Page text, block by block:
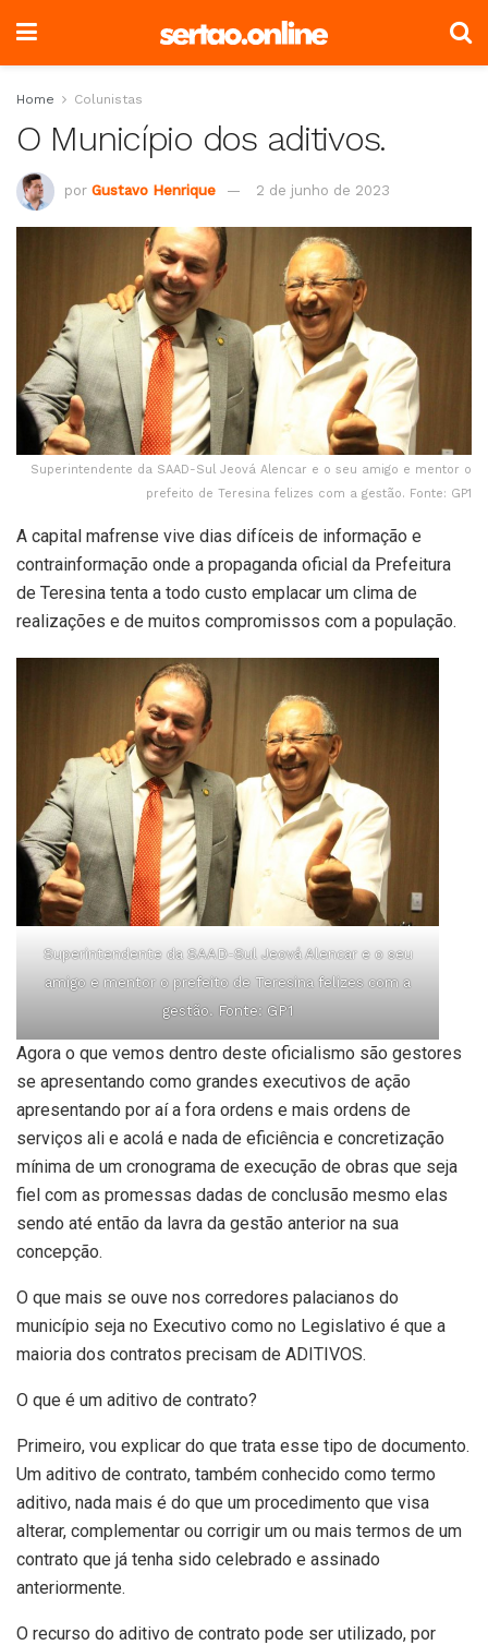
Home Colunistas
O Município dos aditivos.
por Gustavo Henrique 2 de junho de 2023
Superintendente da SAAD-Sul Jeová Alencar e o seu amigo e mentor o
prefeito de Teresina felizes com a gestão. Fonte: GP1
A capital mafrense vive dias difíceis de informação e
contrainformação onde a propaganda oficial da Prefeitura
de Teresina tenta a todo custo emplacar um clima de
realizações e de muitos compromissos com a população.
Superintendente da SAAD-Sul Jeová Alencar e o seu
amigo e mentor o prefeito de Teresina felizes com a
gestão. Fonte: GP1
Agora o que vemos dentro deste oficialismo são gestores
se apresentando como grandes executivos de ação
apresentando por aí a fora ordens e mais ordens de
serviços ali e acolá e nada de eficiência e concretização
mínima de um cronograma de execução de obras que seja
fiel com as promessas dadas de conclusão mesmo elas
sendo até então da lavra da gestão anterior na sua
concepção.
O que mais se ouve nos corredores palacianos do
município seja no Executivo como no Legislativo é que a
maioria dos contratos precisam de ADITIVOS.
O que é um aditivo de contrato?
Primeiro, vou explicar do que trata esse tipo de documento.
Um aditivo de contrato, também conhecido como termo
aditivo, nada mais é do que um procedimento que visa
alterar, complementar ou corrigir um ou mais termos de um
contrato que já tenha sido celebrado e assinado
anteriormente.
O recurso do aditivo de contrato pode ser utilizado, por